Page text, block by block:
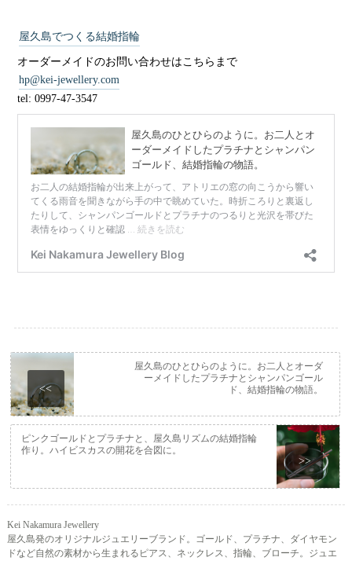
屋久島でつくる結婚指輪
オーダーメイドのお問い合わせはこちらまで
hp@kei-jewellery.com
tel: 0997-47-3547
<<
屋久島のひとひらのように。お二人とオーダ
ーメイドしたプラチナとシャンパンゴール
ド、結婚指輪の物語。
>>
ピンクゴールドとプラチナと、屋久島リズムの結婚指輪
作り。ハイビスカスの開花を合図に。
Kei Nakamura Jewellery
屋久島発のオリジナルジュエリーブランド。ゴールド、プラチナ、ダイヤモン
ドなど自然の素材から生まれるピアス、ネックレス、指輪、ブローチ。ジュエ